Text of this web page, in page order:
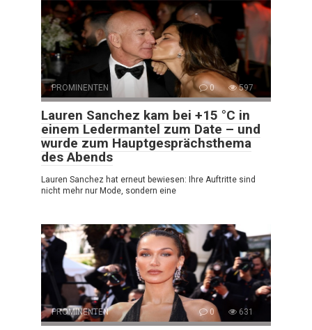
PROMINENTEN 0 597
Lauren Sanchez kam bei +15 °C in
einem Ledermantel zum Date – und
wurde zum Hauptgesprächsthema
des Abends
Lauren Sanchez hat erneut bewiesen: Ihre Auftritte sind
nicht mehr nur Mode, sondern eine
PROMINENTEN 0 631